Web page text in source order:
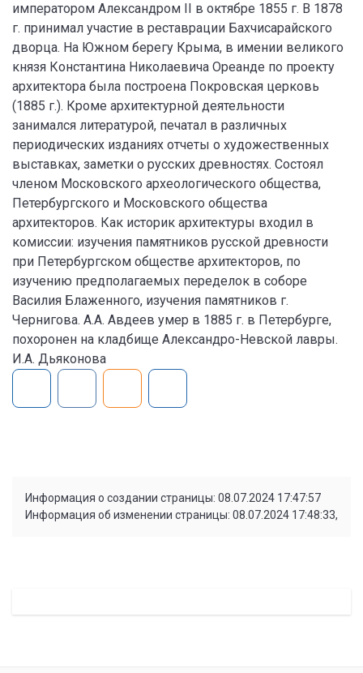
императором Александром II в октябре 1855 г. В 1878
г. принимал участие в реставрации Бахчисарайского
дворца. На Южном берегу Крыма, в имении великого
князя Константина Николаевича Ореанде по проекту
архитектора была построена Покровская церковь
(1885 г.). Кроме архитектурной деятельности
занимался литературой, печатал в различных
периодических изданиях отчеты о художественных
выставках, заметки о русских древностях. Состоял
членом Московского археологического общества,
Петербургского и Московского общества
архитекторов. Как историк архитектуры входил в
комиссии: изучения памятников русской древности
при Петербургском обществе архитекторов, по
изучению предполагаемых переделок в соборе
Василия Блаженного, изучения памятников г.
Чернигова. А.А. Авдеев умер в 1885 г. в Петербурге,
похоронен на кладбище Александро-Невской лавры.
И.А. Дьяконова
Информация о создании страницы: 08.07.2024 17:47:57
Информация об изменении страницы: 08.07.2024 17:48:33,